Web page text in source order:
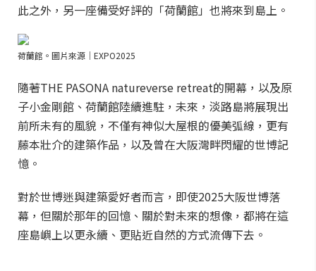
此之外，另一座備受好評的「荷蘭館」也將來到島上。
荷蘭館。圖片來源｜EXPO2025
隨著THE PASONA natureverse retreat的開幕，以及原
子小金剛館、荷蘭館陸續進駐，未來，淡路島將展現出
前所未有的風貌，不僅有神似大屋根的優美弧線，更有
藤本壯介的建築作品，以及曾在大阪灣畔閃耀的世博記
憶。
對於世博迷與建築愛好者而言，即使2025大阪世博落
幕，但關於那年的回憶、關於對未來的想像，都將在這
座島嶼上以更永續、更貼近自然的方式流傳下去。